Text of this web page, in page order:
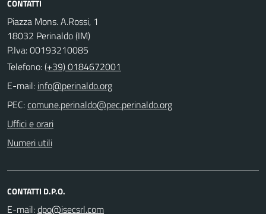
CONTATTI
Piazza Mons. A.Rossi, 1
18032 Perinaldo (IM)
P.Iva: 00193210085
Telefono:(+39) 0184672001
E-mail:
PEC:
Uffici e orari
Numeri utili
CONTATTI D.P.O.
E-mail: